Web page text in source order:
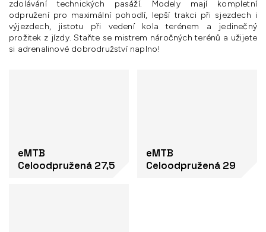
zdolávání technických pasáží. Modely mají kompletní
odpružení pro maximální pohodlí, lepší trakci při sjezdech i
výjezdech, jistotu při vedení kola terénem a jedinečný
prožitek z jízdy. Staňte se mistrem náročných terénů a užijete
si adrenalinové dobrodružství naplno!
eMTB
Celoodpružená 27,5
eMTB
Celoodpružená 29